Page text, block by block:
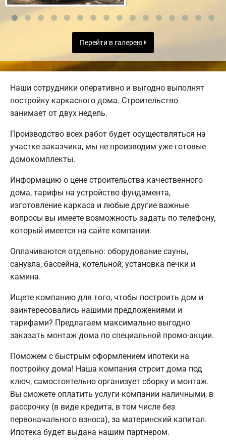
Перейти в галерею
Наши сотрудники оперативно и выгодно выполнят
постройку каркасного дома. Строительство
занимает от двух недель.
Производство всех работ будет осуществляться на
участке заказчика, мы не производим уже готовые
домокомплекты.
Информацию о цене строительства качественного
дома, тарифы на устройство фундамента,
изготовление каркаса и любые другие важные
вопросы вы имеете возможность задать по телефону,
который имеется на сайте компании.
Оплачиваются отдельно: оборудование сауны,
санузла, бассейна, котельной; установка печки и
камина.
Ищете компанию для того, чтобы построить дом и
заинтересовались нашими предложениями и
тарифами? Предлагаем максимально выгодно
заказать монтаж дома по специальной промо-акции.
Поможем с быстрым оформлением ипотеки на
постройку дома! Наша компания строит дома под
ключ, самостоятельно организует сборку и монтаж.
Вы сможете оплатить услуги компании наличными, в
рассрочку (в виде кредита, в том числе без
первоначального взноса), за материнский капитал.
Ипотека будет выдана нашим партнером.